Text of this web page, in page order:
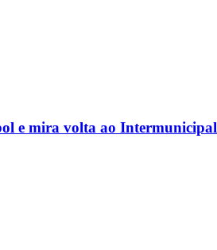
e mira volta ao Intermunicipal